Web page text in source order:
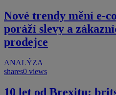
Nové trendy mění e-
poráží slevy a
prodejce
ANALÝZA
shares0 views
10 let od Brexitu: